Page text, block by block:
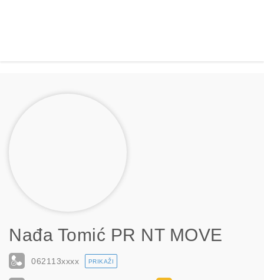
Nađa Tomić PR NT MOVE
062113xxxx PRIKAŽI